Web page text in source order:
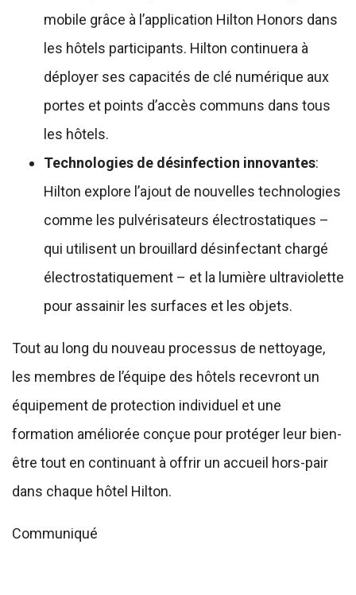
mobile grâce à l’application Hilton Honors dans
les hôtels participants. Hilton continuera à
déployer ses capacités de clé numérique aux
portes et points d’accès communs dans tous
les hôtels.
Technologies de désinfection innovantes:
Hilton explore l’ajout de nouvelles technologies
comme les pulvérisateurs électrostatiques –
qui utilisent un brouillard désinfectant chargé
électrostatiquement – et la lumière ultraviolette
pour assainir les surfaces et les objets.
Tout au long du nouveau processus de nettoyage,
les membres de l’équipe des hôtels recevront un
équipement de protection individuel et une
formation améliorée conçue pour protéger leur bien-
être tout en continuant à offrir un accueil hors-pair
dans chaque hôtel Hilton.
Communiqué